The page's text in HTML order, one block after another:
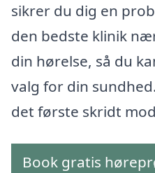
sikrer du dig en
den bedste klinik
din hørelse, så du
valg for din
det første skridt
Book gratis